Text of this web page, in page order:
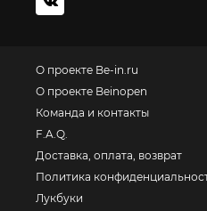
О проекте Be-in.ru
О проекте Beinopen
Команда и контакты
F.A.Q.
Доставка, оплата, возврат
Политика
Лукбуки